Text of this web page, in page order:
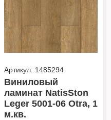
Артикул: 1485294
Виниловый
ламинат NatisSton
Leger 5001-06 Otra, 1
м.кв.